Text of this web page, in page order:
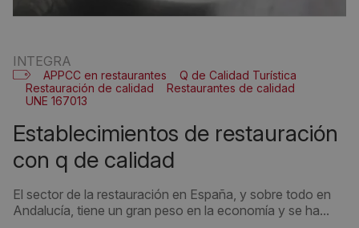
INTEGRA
APPCC en restaurantes
Q de Calidad Turística
Restauración de calidad
Restaurantes de calidad
UNE 167013
establecimientos de restauración
con q de calidad
El sector de la restauración en España, y sobre todo en
Andalucía, tiene un gran peso en la economía y se ha...